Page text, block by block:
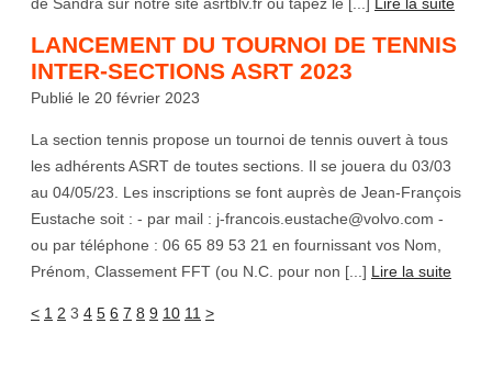
LANCEMENT DU TOURNOI DE TENNIS
INTER-SECTIONS ASRT 2023
Publié le 20 février 2023
La section tennis propose un tournoi de tennis ouvert à tous
les adhérents ASRT de toutes sections. Il se jouera du 03/03
au 04/05/23. Les inscriptions se font auprès de Jean-François
Eustache soit : - par mail : j-francois.eustache@volvo.com -
ou par téléphone : 06 65 89 53 21 en fournissant vos Nom,
Prénom, Classement FFT (ou N.C. pour non [...] Lire la suite
< 1 2 3 4 5 6 7 8 9 10 11 >